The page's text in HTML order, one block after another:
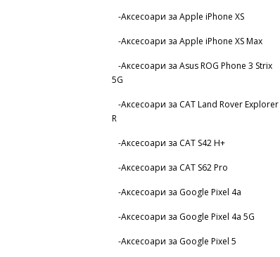
-Аксесоари за Apple iPhone XS
-Аксесоари за Apple iPhone XS Max
-Аксесоари за Asus ROG Phone 3 Strix
5G
-Аксесоари за CAT Land Rover Explorer
R
-Аксесоари за CAT S42 H+
-Аксесоари за CAT S62 Pro
-Аксесоари за Google Pixel 4a
-Аксесоари за Google Pixel 4a 5G
-Аксесоари за Google Pixel 5